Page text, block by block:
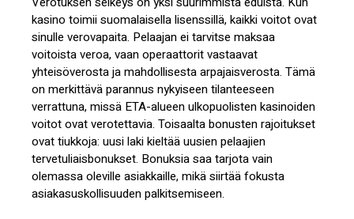
kasino toimii suomalaisella lisenssillä, kaikki voitot ovat
sinulle verovapaita. Pelaajan ei tarvitse maksaa
voitoista veroa, vaan operaattorit vastaavat
yhteisöverosta ja mahdollisesta arpajaisverosta. Tämä
on merkittävä parannus nykyiseen tilanteeseen
verrattuna, missä ETA-alueen ulkopuolisten kasinoiden
voitot ovat verotettavia. Toisaalta bonusten rajoitukset
ovat tiukkoja: uusi laki kieltää uusien pelaajien
tervetuliaisbonukset. Bonuksia saa tarjota vain
olemassa oleville asiakkaille, mikä siirtää fokusta
asiakasuskollisuuden palkitsemiseen.